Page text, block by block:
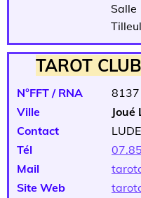
TAROT
N°FFT / RNA
Ville
Joué
Contact
Tél
Mail
Site Web